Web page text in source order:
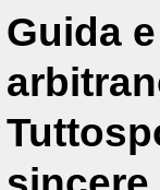
Guida